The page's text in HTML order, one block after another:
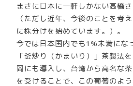
まさに日本に一軒しかない高橋
（ただし近年、今後のことを考
に株分けを始めています。）。
今では日本国内でも1%未満にな
「釜炒り（かまいり）」茶製法
岡にも導入し、台湾から高名な
を受けることで、この葡萄のよ